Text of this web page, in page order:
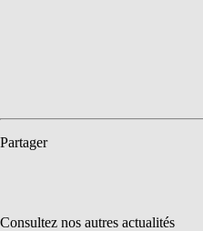
Partager
Consultez nos autres actualités